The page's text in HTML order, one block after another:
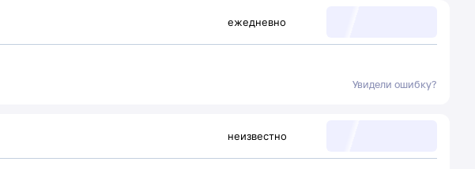
ежедневно
Увидели ошибку?
неизвестно